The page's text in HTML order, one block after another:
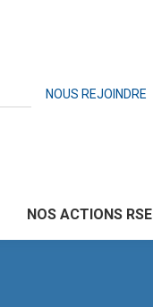
NOUS REJOINDRE
NOS ACTIONS RSE